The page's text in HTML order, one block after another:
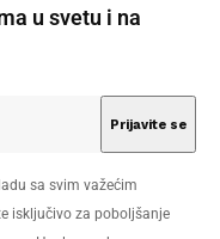
u svetu i na
sa svim važećim
isključivo za poboljšanje